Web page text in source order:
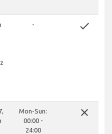
- done
Mon-Sun:
00:00 -
24:00
close